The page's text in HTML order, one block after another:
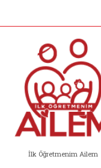
İlk Öğretmenim Ailem